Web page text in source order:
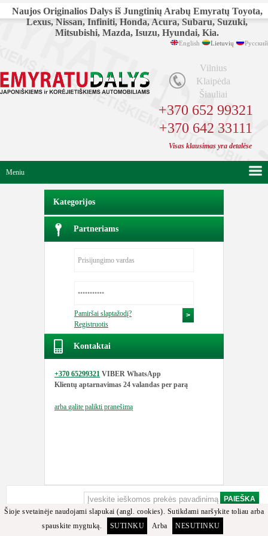
Naujos Originalios Dalys iš Jungtinių Arabų Emyratų Toyota,
Lexus, Nissan, Infiniti, Honda, Acura, Subaru, Suzuki,
Mitsubishi, Mazda, Isuzu, Hyundai, Kia.
English Lietuvių Русский
Vilnius
Klaipėda
Šiauliai
+370 652 99321
+370 642 33111
Visas klausimas yra detalėse
Meniu
Kategorijos
Partneriams
Pamiršai slaptažodį?
Registruotis
Kontaktai
+370 65299321 VIBER WhatsApp
Klientų aptarnavimas 24 valandas per parą
arba galite palikti pranešimą
Apgailestaujame, bet minėtos detalės arba jos analogų tarp turimų prekių nerasta.
Šioje svetainėje naudojami slapukai (angl. cookies). Sutikdami naršykite toliau arba
spauskite mygtuką.
SUTINKU Arba NESUTINKU